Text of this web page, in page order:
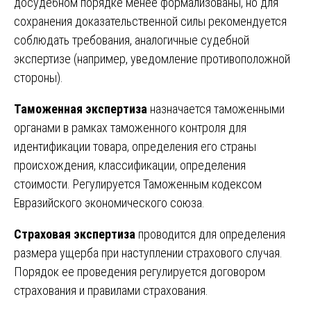
сохранения доказательственной силы рекомендуется
соблюдать требования, аналогичные судебной
экспертизе (например, уведомление противоположной
стороны).
Таможенная экспертиза назначается таможенными
органами в рамках таможенного контроля для
идентификации товара, определения его страны
происхождения, классификации, определения
стоимости. Регулируется Таможенным кодексом
Евразийского экономического союза.
Страховая экспертиза проводится для определения
размера ущерба при наступлении страхового случая.
Порядок ее проведения регулируется договором
страхования и правилами страхования.